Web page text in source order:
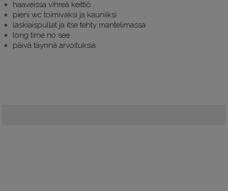
haaveissa vihreä keittiö
pieni wc toimivaksi ja kauniiksi
laskiaispullat ja itse tehty mantelimassa
long time no see
päivä täynnä arvoituksia